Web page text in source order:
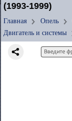
(1993-1999)
Главная Опель
Двигатель и системы